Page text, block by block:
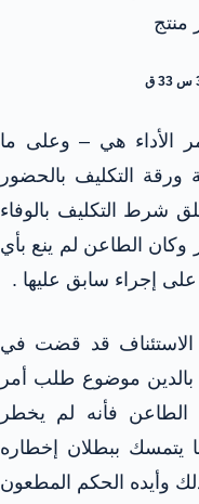
منتج
الأداء هي – وعلى ما
التكليف بالحضور
شرط التكليف بالوفاء
وكان الطاعن لم ينع بأي
إجراء سابق عليها .
الاستئناف قد قضت في
بالدين موضوع طلب أمر
فأنه لم يخطر
يتمسك ببطلان إخطاره
وأيده الحكم المطعون